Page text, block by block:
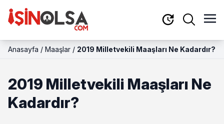
Anasayfa / Maaşlar / 2019 Milletvekili Maaşları Ne Kadardır?
2019 Milletvekili Maaşları Ne
Kadardır?